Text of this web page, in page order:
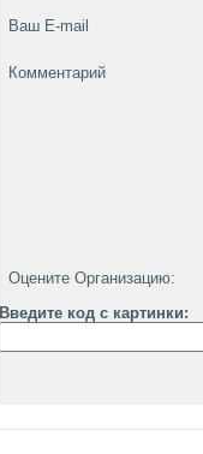
Ваш E-mail
Комментарий
Оцените Организацию:
Введите код с картинки: